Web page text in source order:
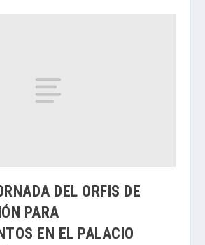
DEL ORFIS DE
PARA
EN EL PALACIO